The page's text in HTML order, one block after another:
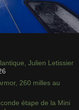
Julien Letissier
260 milles au
étape de la Mini